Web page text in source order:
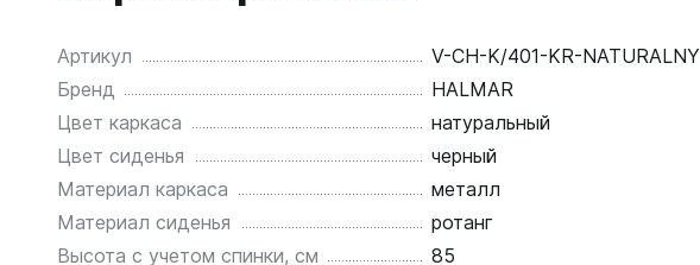
Артикул
V-CH-K/401-KR-NATURALNY
Бренд
HALMAR
Цвет каркаса
натуральный
Цвет сиденья
черный
Материал каркаса
металл
Материал сиденья
ротанг
Высота с учетом спинки, см
85